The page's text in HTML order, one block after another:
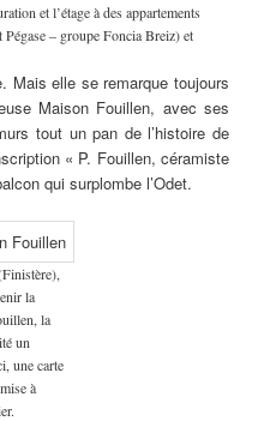
et l’étage à des appartements
– groupe Foncia Breiz) et
Mais elle se remarque toujours
Maison Fouillen, avec ses
tout un pan de l’histoire de
« P. Fouillen, céramiste
qui surplombe l’Odet.
la
la
un
une carte
à